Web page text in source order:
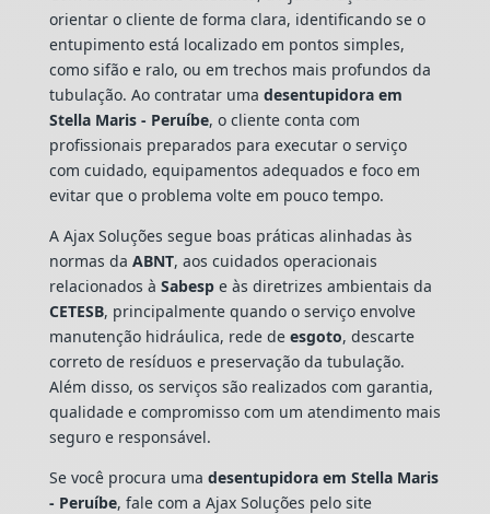
orientar o cliente de forma clara, identificando se o
entupimento está localizado em pontos simples,
como sifão e ralo, ou em trechos mais profundos da
tubulação. Ao contratar uma desentupidora em
Stella Maris - Peruíbe, o cliente conta com
profissionais preparados para executar o serviço
com cuidado, equipamentos adequados e foco em
evitar que o problema volte em pouco tempo.
A Ajax Soluções segue boas práticas alinhadas às
normas da ABNT, aos cuidados operacionais
relacionados à Sabespe às diretrizes ambientais da
CETESB, principalmente quando o serviço envolve
manutenção hidráulica, rede de esgoto, descarte
correto de resíduos e preservação da tubulação.
Além disso, os serviços são realizados com garantia,
qualidade e compromisso com um atendimento mais
seguro e responsável.
Se você procura uma desentupidora em Stella Maris
- Peruíbe, fale com a Ajax Soluções pelo site